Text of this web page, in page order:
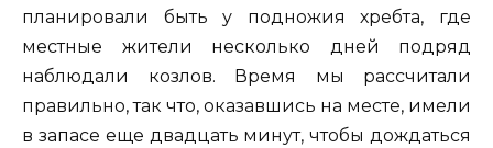
планировали быть у подножия хребта, где
местные жители несколько дней подряд
наблюдали козлов. Время мы рассчитали
правильно, так что, оказавшись на месте, имели
в запасе еще двадцать минут, чтобы дождаться